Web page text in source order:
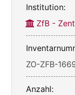
Institution:
ZfB -
ZO-ZFB-
Anzahl: